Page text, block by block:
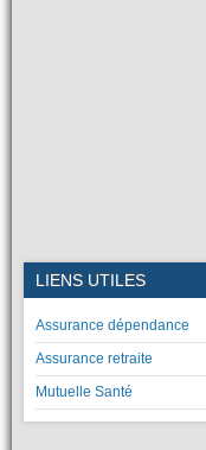
LIENS UTILES
Assurance dépendance
Assurance retraite
Mutuelle Santé